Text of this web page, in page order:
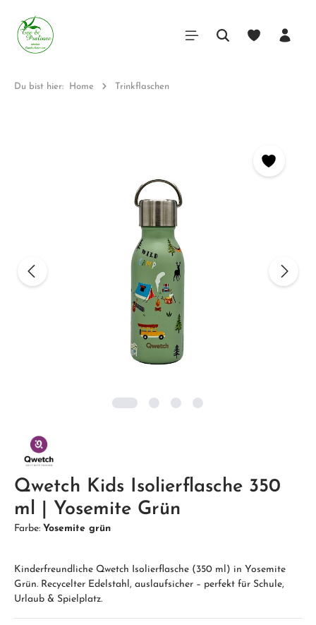
Du bist hier: Home Trinkflaschen
Qwetch Kids Isolierflasche 350
ml | Yosemite Grün
Farbe: Yosemite grün
Kinderfreundliche Qwetch Isolierflasche (350 ml) in Yosemite
Grün. Recycelter Edelstahl, auslaufsicher – perfekt für Schule,
Urlaub & Spielplatz.